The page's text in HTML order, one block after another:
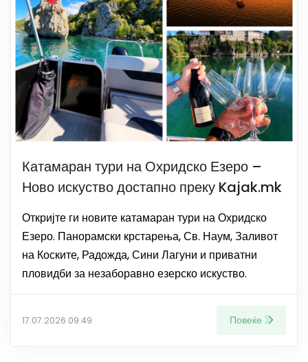
Катамаран тури на Охридско Езеро –
Ново искуство достапно преку Kajak.mk
Откријте ги новите катамаран тури на Охридско
Езеро. Панорамски крстарења, Св. Наум, Заливот
на Коските, Радожда, Сини Лагуни и приватни
пловидби за незаборавно езерско искуство.
17.07.2026 09:49 Повеќе